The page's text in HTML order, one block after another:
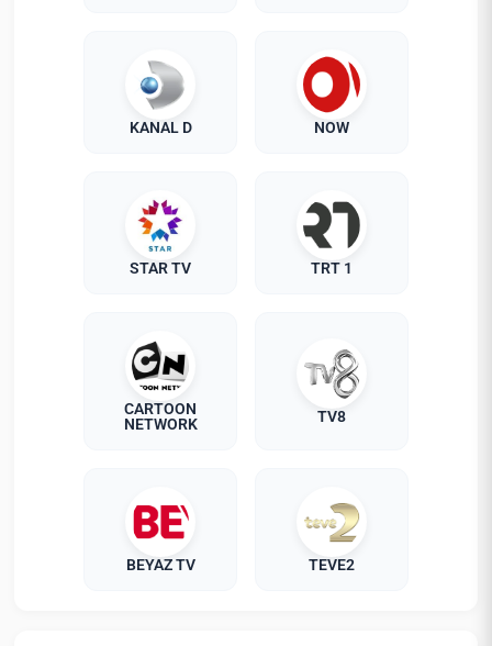
KANAL D NOW
STAR TV TRT 1
CARTOON
NETWORK
TV8
BEYAZ TV TEVE2